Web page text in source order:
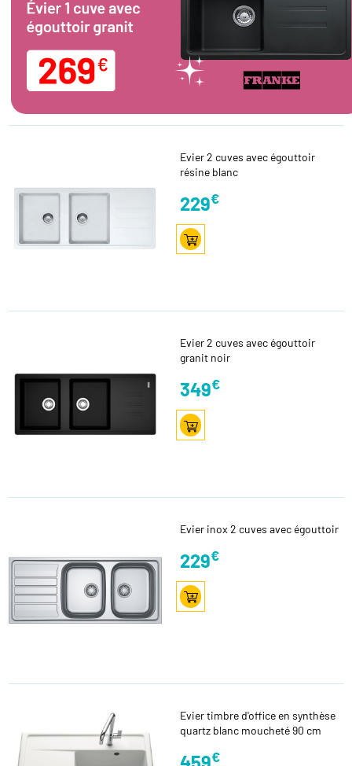
Evier 2 cuves avec égouttoir
résine blanc
229€
Evier 2 cuves avec égouttoir
granit noir
349€
Evier inox 2 cuves avec égouttoir
229€
Evier timbre d'office en synthèse
quartz blanc moucheté 90 cm
€